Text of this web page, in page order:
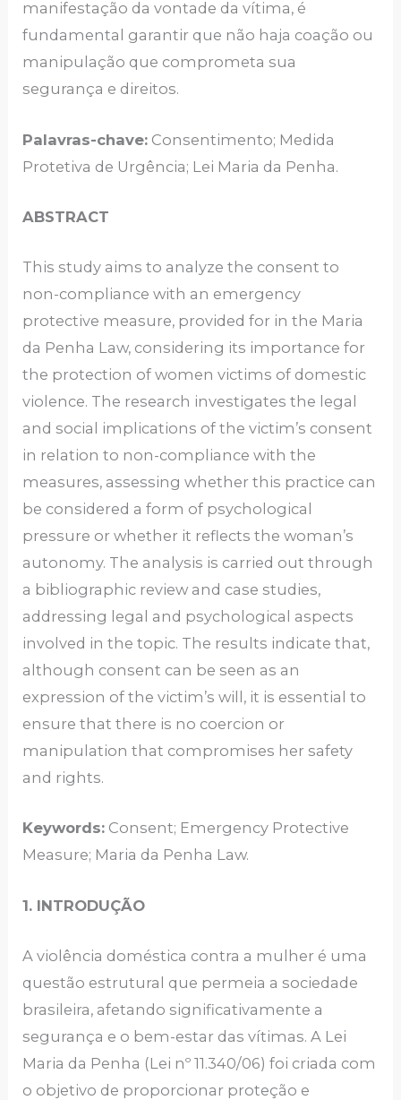
manifestação da vontade da vítima, é
fundamental garantir que não haja coação ou
manipulação que comprometa sua
segurança e direitos.
Palavras-chave: Consentimento; Medida
Protetiva de Urgência; Lei Maria da Penha.
ABSTRACT
This study aims to analyze the consent to
non-compliance with an emergency
protective measure, provided for in the Maria
da Penha Law, considering its importance for
the protection of women victims of domestic
violence. The research investigates the legal
and social implications of the victim’s consent
in relation to non-compliance with the
measures, assessing whether this practice can
be considered a form of psychological
pressure or whether it reflects the woman’s
autonomy. The analysis is carried out through
a bibliographic review and case studies,
addressing legal and psychological aspects
involved in the topic. The results indicate that,
although consent can be seen as an
expression of the victim’s will, it is essential to
ensure that there is no coercion or
manipulation that compromises her safety
and rights.
Keywords: Consent; Emergency Protective
Measure; Maria da Penha Law.
1. INTRODUÇÃO
A violência doméstica contra a mulher é uma
questão estrutural que permeia a sociedade
brasileira, afetando significativamente a
segurança e o bem-estar das vítimas. A Lei
Maria da Penha (Lei nº 11.340/06) foi criada com
o objetivo de proporcionar proteção e